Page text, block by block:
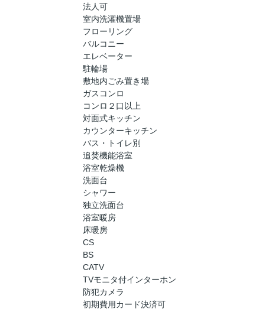
法人可
室内洗濯機置場
フローリング
バルコニー
エレベーター
駐輪場
敷地内ごみ置き場
ガスコンロ
コンロ２口以上
対面式キッチン
カウンターキッチン
バス・トイレ別
追焚機能浴室
浴室乾燥機
洗面台
シャワー
独立洗面台
浴室暖房
床暖房
CS
BS
CATV
TVモニタ付インターホン
防犯カメラ
初期費用カード決済可